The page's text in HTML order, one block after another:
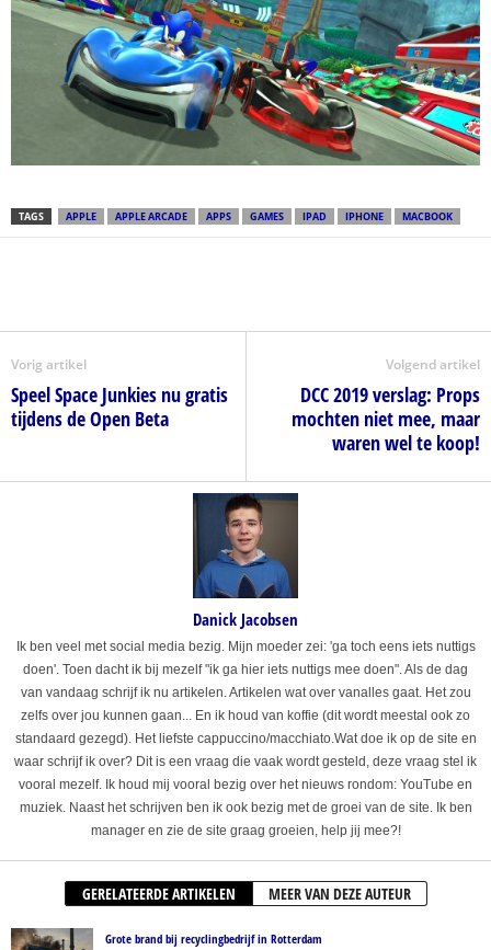
TAGS APPLE APPLE ARCADE APPS GAMES IPAD IPHONE MACBOOK
Vorig artikel
Speel Space Junkies nu gratis
tijdens de Open Beta
Volgend artikel
DCC 2019 verslag: Props
mochten niet mee, maar
waren wel te koop!
Danick Jacobsen
Ik ben veel met social media bezig. Mijn moeder zei: 'ga toch eens iets nuttigs
doen'. Toen dacht ik bij mezelf "ik ga hier iets nuttigs mee doen". Als de dag
van vandaag schrijf ik nu artikelen. Artikelen wat over vanalles gaat. Het zou
zelfs over jou kunnen gaan... En ik houd van koffie (dit wordt meestal ook zo
standaard gezegd). Het liefste cappuccino/macchiato.Wat doe ik op de site en
waar schrijf ik over? Dit is een vraag die vaak wordt gesteld, deze vraag stel ik
vooral mezelf. Ik houd mij vooral bezig over het nieuws rondom: YouTube en
muziek. Naast het schrijven ben ik ook bezig met de groei van de site. Ik ben
manager en zie de site graag groeien, help jij mee?!
GERELATEERDE ARTIKELEN MEER VAN DEZE AUTEUR
Grote brand bij recyclingbedrijf in Rotterdam